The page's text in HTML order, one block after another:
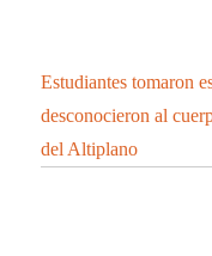
Estudiantes tomaron
desconocieron al
del Altiplano